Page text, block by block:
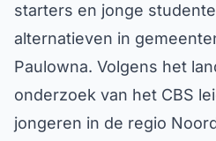
starters en jonge
alternatieven in
Paulowna. Volgens het
onderzoek van het CBS
jongeren in de regio